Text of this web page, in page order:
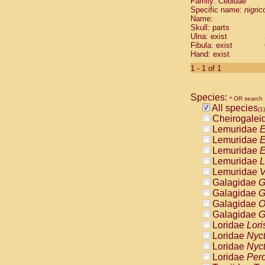
Cebidae
Cebidae
Cebidae
Cebidae
Cebidae
Cebidae
Cebidae
Cebidae
Cebidae
Cebidae
Cebidae
Cebidae
Atelidae
Atelidae
Atelidae
Atelidae
Atelidae
Atelidae
Atelidae
Atelidae
Atelidae
Atelidae
Pitheciidae
Specific name:
Name:
Skull: parts
Ulna: exist
Fibula: exist
Hand: exist
1 - 1 of 1
Species: * OR search
All species(1)
Lemuridae
Lemuridae
Lemuridae
Lemuridae
Lemuridae
Galagidae
Galagidae
Galagidae
Galagidae
Loridae
Loridae
Loridae
Loridae